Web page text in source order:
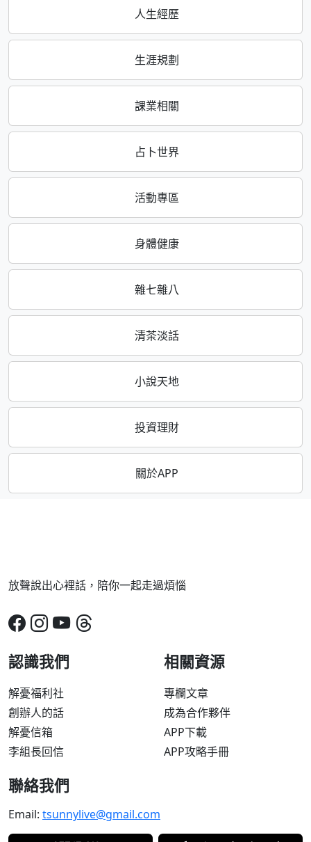
人生經歷
生涯規劃
課業相關
占卜世界
活動專區
身體健康
雜七雜八
清茶淡話
小說天地
投資理財
關於APP
放聲說出心裡話，陪你一起走過煩惱
認識我們
解憂福利社
創辦人的話
解憂信箱
李組長回信
相關資源
專欄文章
成為合作夥伴
APP下載
APP攻略手冊
聯絡我們
Email: tsunnylive@gmail.com